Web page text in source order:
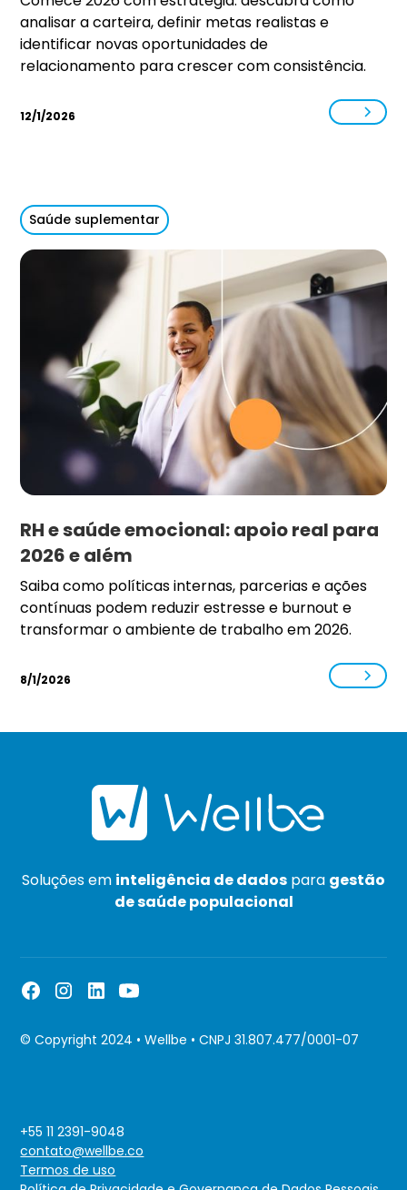
analisar a carteira, definir metas realistas e
identificar novas oportunidades de
relacionamento para crescer com consistência.
12/1/2026
Saúde suplementar
RH e saúde emocional: apoio real para
2026 e além
Saiba como políticas internas, parcerias e ações
contínuas podem reduzir estresse e burnout e
transformar o ambiente de trabalho em 2026.
8/1/2026
Soluções em inteligência de dados para gestão
de saúde populacional
© Copyright 2024 • Wellbe • CNPJ 31.807.477/0001-07
Termos de uso
+55 11 2391-9048
contato@wellbe.co